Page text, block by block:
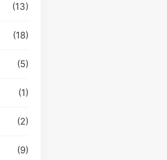
(13)
(18)
(5)
(1)
(2)
(9)